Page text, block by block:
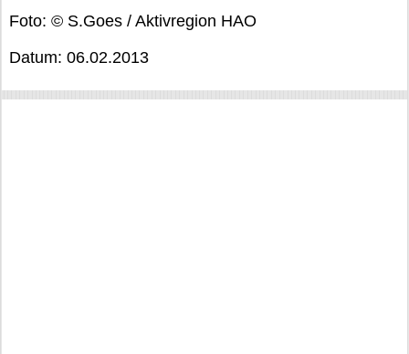
Foto: © S.Goes / Aktivregion HAO
Datum: 06.02.2013